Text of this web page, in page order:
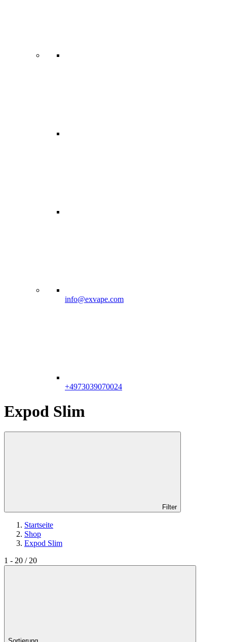
info@exvape.com
+4973039070024
Expod Slim
Filter
Startseite
Shop
Expod Slim
1 - 20 / 20